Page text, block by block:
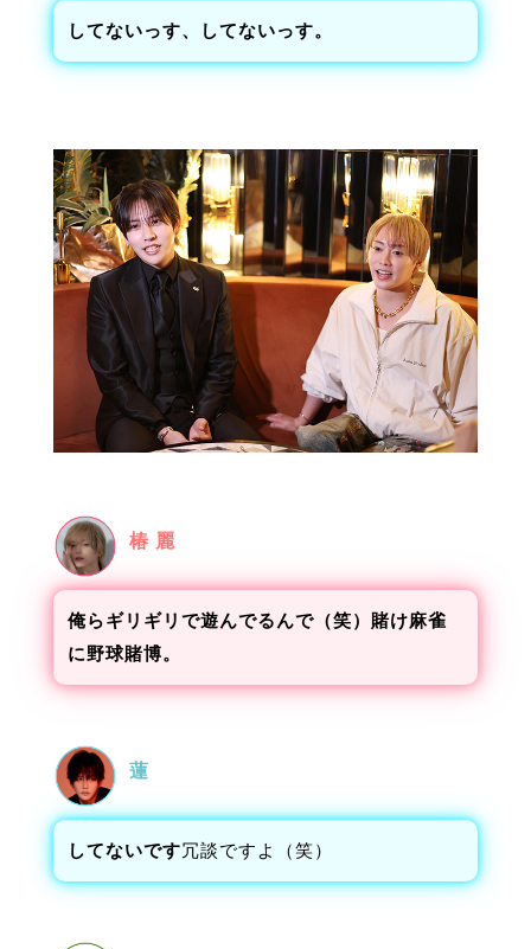
してないっす、してないっす。
椿 麗
俺らギリギリで遊んでるんで（笑）賭け麻雀
に野球賭博。
蓮
してないです冗談ですよ（笑）